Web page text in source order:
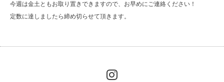
今週は金土ともお取り置きできますので、お早めにご連絡ください！
定数に達しましたら締め切らせて頂きます。